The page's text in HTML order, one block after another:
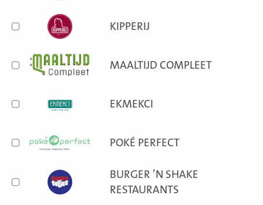
KIPPERIJ
MAALTIJD COMPLEET
EKMEKCI
POKÉ PERFECT
BURGER ’N SHAKE
RESTAURANTS